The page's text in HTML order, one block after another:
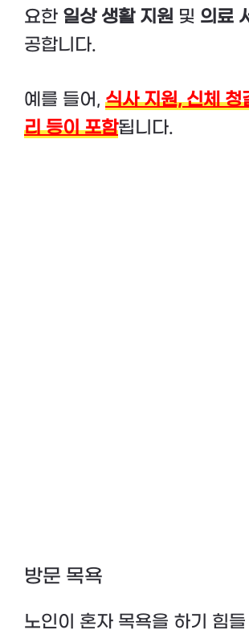
요한 일상 생활 지원 및 의료
공합니다.
예를 들어, 식사 지원, 신체 청
리 등이 포함됩니다.
방문 목욕
노인이 혼자 목욕을 하기 힘